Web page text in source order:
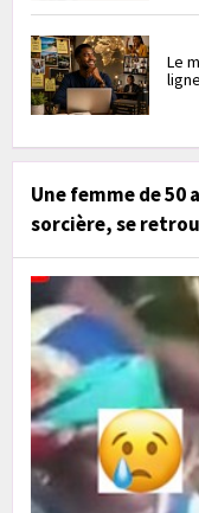
Le
Une femme de
sorcière, se